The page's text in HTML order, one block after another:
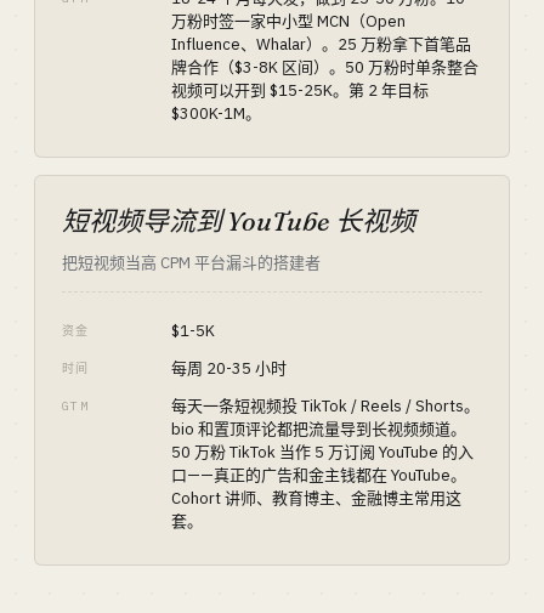
万粉时签一家中小型 MCN（Open
Influence、Whalar）。25 万粉拿下首笔品
牌合作（$3-8K 区间）。50 万粉时单条整合
视频可以开到 $15-25K。第 2 年目标
$300K-1M。
短视频导流到 YouTube 长视频
把短视频当高 CPM 平台漏斗的搭建者
资金 $1-5K
时间 每周 20-35 小时
GTM
每天一条短视频投 TikTok / Reels / Shorts。
bio 和置顶评论都把流量导到长视频频道。
50 万粉 TikTok 当作 5 万订阅 YouTube 的入
口——真正的广告和金主钱都在 YouTube。
Cohort 讲师、教育博主、金融博主常用这
套。